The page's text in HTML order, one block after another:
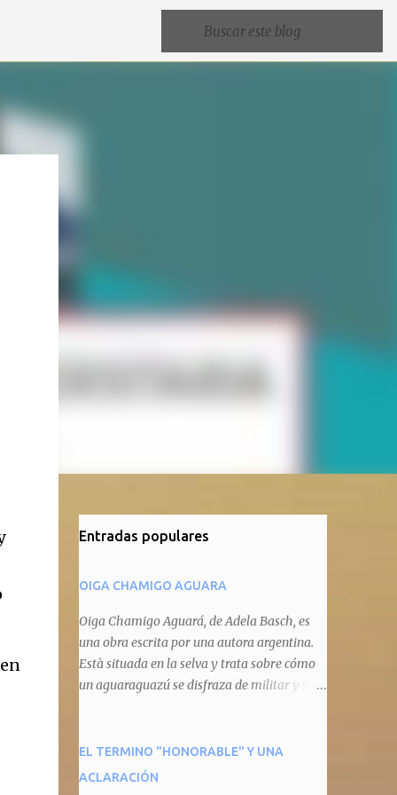
Entradas populares
OIGA CHAMIGO AGUARA
Oiga Chamigo Aguará, de Adela Basch, es
una obra escrita por una autora argentina.
Està situada en la selva y trata sobre cómo
un aguaraguazú se disfraza de militar y se
animal que pretenda circular por ahí. En
primera instancia aparece Teteu, el tero,
EL TERMINO "HONORABLE" Y UNA
ACLARACIÓN